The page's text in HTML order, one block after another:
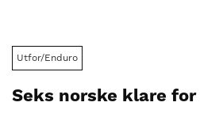
Utfor/Enduro
Seks norske klare